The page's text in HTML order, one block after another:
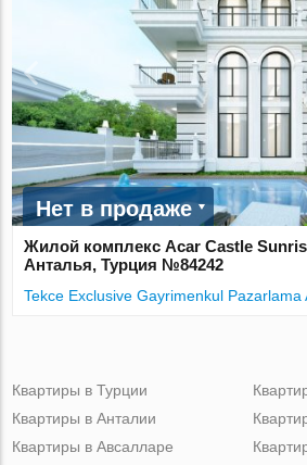
Нет в продаже
Жилой комплекс Acar Castle
Анталья, Турция №84242
Tekce Exclusive Gayrimenkul Pazarlama
Квартиры в Турции
Квартиры в Анталии
Квартиры в Авсалларе